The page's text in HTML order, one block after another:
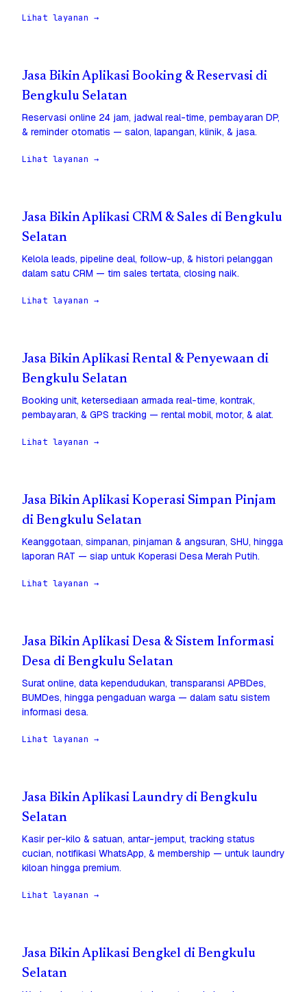
Lihat layanan →
Jasa Bikin Aplikasi Booking & Reservasi di
Bengkulu Selatan
Reservasi online 24 jam, jadwal real-time, pembayaran DP,
& reminder otomatis — salon, lapangan, klinik, & jasa.
Lihat layanan →
Jasa Bikin Aplikasi CRM & Sales di Bengkulu
Selatan
Kelola leads, pipeline deal, follow-up, & histori pelanggan
dalam satu CRM — tim sales tertata, closing naik.
Lihat layanan →
Jasa Bikin Aplikasi Rental & Penyewaan di
Bengkulu Selatan
Booking unit, ketersediaan armada real-time, kontrak,
pembayaran, & GPS tracking — rental mobil, motor, & alat.
Lihat layanan →
Jasa Bikin Aplikasi Koperasi Simpan Pinjam
di Bengkulu Selatan
Keanggotaan, simpanan, pinjaman & angsuran, SHU, hingga
laporan RAT — siap untuk Koperasi Desa Merah Putih.
Lihat layanan →
Jasa Bikin Aplikasi Desa & Sistem Informasi
Desa di Bengkulu Selatan
Surat online, data kependudukan, transparansi APBDes,
BUMDes, hingga pengaduan warga — dalam satu sistem
informasi desa.
Lihat layanan →
Jasa Bikin Aplikasi Laundry di Bengkulu
Selatan
Kasir per-kilo & satuan, antar-jemput, tracking status
cucian, notifikasi WhatsApp, & membership — untuk laundry
kiloan hingga premium.
Lihat layanan →
Jasa Bikin Aplikasi Bengkel di Bengkulu
Selatan